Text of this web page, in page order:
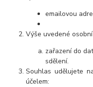
emailovou
Výše uvedené
zařazení do
sdělení.
Souhlas udělujete
účelem: